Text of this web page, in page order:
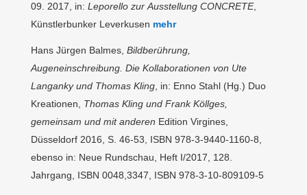
09. 2017, in: Leporello zur Ausstellung CONCRETE,
Künstlerbunker Leverkusen mehr
Hans Jürgen Balmes, Bildberührung,
Augeneinschreibung. Die Kollaborationen von Ute
Langanky und Thomas Kling, in: Enno Stahl (Hg.) Duo
Kreationen, Thomas Kling und Frank Köllges,
gemeinsam und mit anderen Edition Virgines,
Düsseldorf 2016, S. 46-53, ISBN 978-3-9440-1160-8,
ebenso in: Neue Rundschau, Heft I/2017, 128.
Jahrgang, ISBN 0048,3347, ISBN 978-3-10-809109-5